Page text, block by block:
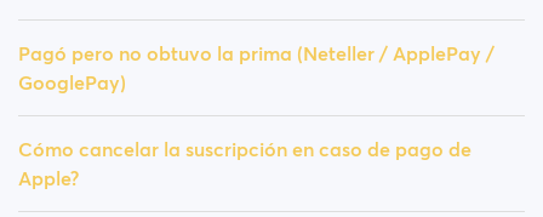
Pagó pero no obtuvo la prima (Neteller / ApplePay /
GooglePay)
Cómo cancelar la suscripción en caso de pago de
Apple?